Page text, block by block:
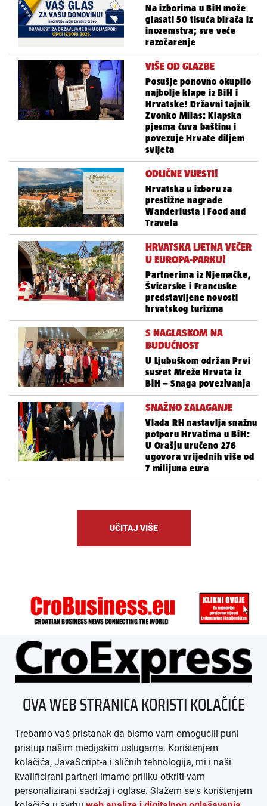
Na izborima u BiH može
glasati 50 tisuća birača iz
inozemstva; sve veće
razočarenje
VIŠE OD GLAZBE
Posušje ponovno okupilo
najbolje klape iz BiH i
Hrvatske! Državni tajnik
Zvonko Milas: Klapska
pjesma čuva baštinu i
povezuje Hrvate diljem
svijeta
ODLIČNE VIJESTI!
Hrvatska u izboru za
prestižne nagrade
Wanderlusta i Food and
Travela
HRVATSKA LJETNA VEČER
U EUROPA-PARKU!
Partnerima iz Njemačke,
Švicarske i Francuske
predstavljene novosti
hrvatskog turizma
S NAGLASKOM NA
BUDUĆNOST
U Ljubuškom održan Prvi
susret Mreže Hrvata iz
BiH – Snaga povezivanja
SNAŽNO ZALAGANJE
Vlada RH nastavlja snažnu
potporu Hrvatima u BiH:
U Orašju uručeno 276
ugovora vrijednih više od
7 milijuna eura
UČITAJ VIŠE
ÜBER UNS
IMPRESSUM
AGB
DATENSCHUTZ
MEDIADATEN
OVA WEB STRANICA KORISTI KOLAČIĆE
Trebamo vaš pristanak da bismo vam omogućili puni
pristup našim medijskim uslugama. Korištenjem
kolačića, JavaScript-a i sličnih tehnologija, mi i naši
kvalificirani partneri imamo priliku otkriti vam
personalizirani sadržaj i oglase. Slažem se s korištenjem